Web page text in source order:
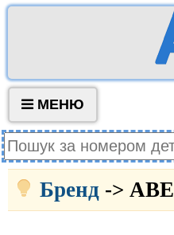
МЕНЮ
Бренд -> ABE